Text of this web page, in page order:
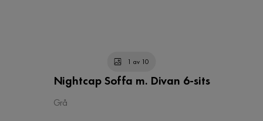
1 av 10
Nightcap Soffa m. Divan 6-sits
Grå